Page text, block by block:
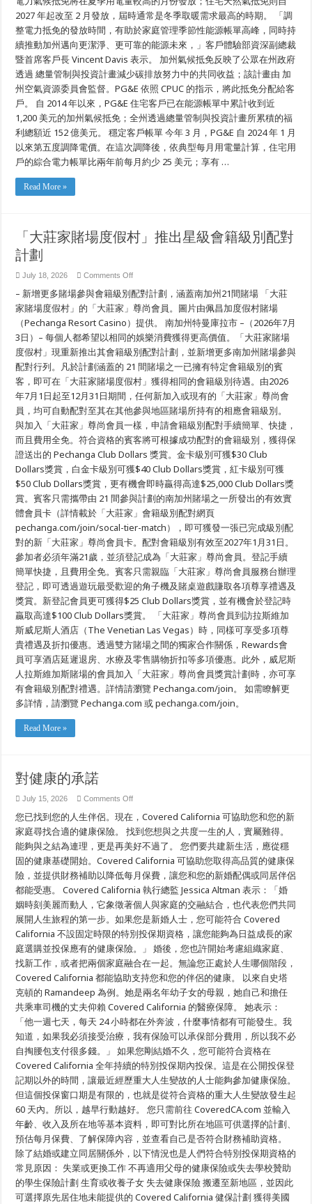
季
帳
單
紓
緩
2027 年起改至 2 月發放，屆時通常是冬季取暖需求最高的時期。 「調
整電力抵免的發放時間，有助於家庭管理季節性能源帳單高峰，同時持
續推動加州邁向更潔淨、更可靠的能源未來，」客戶體驗部資深副總裁
暨首席客戶長 Vincent Davis 表示。 加州氣候抵免反映了公眾在州政府
透過 總量管制與投資計畫減少碳排放努力中的共同收益；該計畫由 加
州空氣資源委員會監督。PG&E 依照 CPUC 的指示，將此抵免分配給客
戶。 自 2014 年以來，PG&E 住宅客戶已在能源帳單中累計收到近
1,200 美元的加州氣候抵免；全州透過總量管制與投資計畫所累積的福
利總額近 152 億美元。 穩定客戶帳單 今年 3 月，PG&E 自 2024 年 1 月
以來第五度調降電價。在這次調降後，依典型每月用電量計算，住宅用
戶的綜合電力帳單比兩年前每月約少 25 美元；享有 …
Read More »
「大莊家賭場度假村」推出星級會籍級別配對
計劃
July 18, 2026 Comments Offon
莊
家
賭
場
度
村」
推
出
星
級
會
籍
級
別
配
計
劃
– 新增更多賭場參與會籍級別配對計劃，涵蓋南加州21間賭場 「大莊
家賭場度假村」的「大莊家」尊尚會員。圖片由佩昌加度假村賭場
（Pechanga Resort Casino）提供。 南加州特曼庫拉市 –（2026年7月
3日）– 每個人都希望以相同的娛樂消費獲得更高價值。「大莊家賭場
度假村」現重新推出其會籍級別配對計劃，並新增更多南加州賭場參與
配對行列。凡於計劃涵蓋的 21 間賭場之一已擁有特定會籍級別的賓
客，即可在「大莊家賭場度假村」獲得相同的會籍級別待遇。由2026
年7月1日起至12月31日期間，任何新加入或現有的「大莊家」尊尚會
員，均可自動配對至其在其他參與地區賭場所持有的相應會籍級別。
與加入「大莊家」尊尚會員一樣，申請會籍級別配對手續簡單、快捷，
而且費用全免。符合資格的賓客將可根據成功配對的會籍級別，獲得保
證送出的 Pechanga Club Dollars 獎賞。金卡級別可獲$30 Club
Dollars獎賞，白金卡級別可獲$40 Club Dollars獎賞，紅卡級別可獲
$50 Club Dollars獎賞，更有機會即時贏得高達$25,000 Club Dollars獎
賞。賓客只需攜帶由 21 間參與計劃的南加州賭場之一所發出的有效實
體會員卡（詳情載於「大莊家」會籍級別配對網頁
pechanga.com/join/socal-tier-match），即可獲發一張已完成級別配
對的新「大莊家」尊尚會員卡。配對會籍級別有效至2027年1月31日。
參加者必須年滿21歲，並須登記成為「大莊家」尊尚會員。登記手續
簡單快捷，且費用全免。賓客只需親臨「大莊家」尊尚會員服務台辦理
登記，即可透過遊玩最受歡迎的角子機及賭桌遊戲賺取各項尊享禮遇及
獎賞。新登記會員更可獲得$25 Club Dollars獎賞，並有機會於登記時
贏取高達$100 Club Dollars獎賞。 「大莊家」尊尚會員到訪拉斯維加
斯威尼斯人酒店（The Venetian Las Vegas）時，同樣可享受多項尊
貴禮遇及折扣優惠。透過雙方賭場之間的獨家合作關係，Rewards會
員可享酒店延遲退房、水療及零售購物折扣等多項優惠。此外，威尼斯
人拉斯維加斯賭場的會員加入「大莊家」尊尚會員獎賞計劃時，亦可享
有會籍級別配對禮遇。詳情請瀏覽 Pechanga.com/join。 如需瞭解更
多詳情，請瀏覽 Pechanga.com 或 pechanga.com/join。
Read More »
對健康的承諾
July 15, 2026 Comments Offon
健
康
的
承
諾
您已找到您的人生伴侶。現在，Covered California 可協助您和您的新
家庭尋找合適的健康保險。 找到您想與之共度一生的人，實屬難得。
能夠與之結為連理，更是再美好不過了。 您們要共建新生活，應從穩
固的健康基礎開始。Covered California 可協助您取得高品質的健康保
險，並提供財務補助以降低每月保費，讓您和您的新婚配偶或同居伴侶
都能受惠。 Covered California 執行總監 Jessica Altman 表示：「婚
姻時刻美麗而動人，它象徵著個人與家庭的交融結合，也代表您們共同
展開人生旅程的第一步。如果您是新婚人士，您可能符合 Covered
California 不設固定時限的特別投保期資格，讓您能夠為日益成長的家
庭選購並投保應有的健康保險。」 婚後，您也許開始考慮組織家庭、
找新工作，或者把兩個家庭融合在一起。無論您正處於人生哪個階段，
Covered California 都能協助支持您和您的伴侶的健康。 以來自史塔
克頓的 Ramandeep 為例。她是兩名年幼子女的母親，她自己和擔任
共乘車司機的丈夫仰賴 Covered California 的醫療保障。 她表示：
「他一週七天，每天 24 小時都在外奔波，什麼事情都有可能發生。我
知道，如果我必須接受治療，我有保險可以承保部分費用，所以我不必
自掏腰包支付很多錢。」 如果您剛結婚不久，您可能符合資格在
Covered California 全年持續的特別投保期內投保。這是在公開投保登
記期以外的時間，讓最近經歷重大人生變故的人士能夠參加健康保險。
但這個投保窗口期是有限的，也就是從符合資格的重大人生變故發生起
60 天內。所以，越早行動越好。 您只需前往 CoveredCA.com 並輸入
年齡、收入及所在地等基本資料，即可對比所在地區可供選擇的計劃、
預估每月保費、了解保障內容，並查看自己是否符合財務補助資格。
除了結婚或建立同居關係外，以下情況也是人們符合特別投保期資格的
常見原因： 失業或更換工作 不再適用父母的健康保險或失去學校贊助
的學生保險計劃 生育或收養子女 失去健康保險 搬遷至新地區，並因此
可選擇原先居住地未能提供的 Covered California 健保計劃 獲得美國